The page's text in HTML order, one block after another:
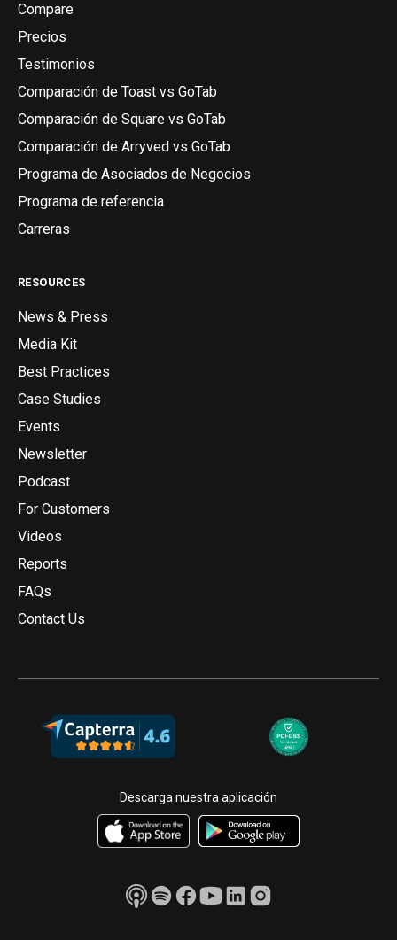
Compare
Precios
Testimonios
Comparación de Toast vs GoTab
Comparación de Square vs GoTab
Comparación de Arryved vs GoTab
Programa de Asociados de Negocios
Programa de referencia
Carreras
RESOURCES
News & Press
Media Kit
Best Practices
Case Studies
Events
Newsletter
Podcast
For Customers
Videos
Reports
FAQs
Contact Us
Descarga nuestra aplicación